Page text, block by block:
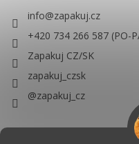
info@zapakuj.cz
+420 734 266 587 (PO-
Zapakuj CZ/SK
zapakuj_czsk
@zapakuj_cz